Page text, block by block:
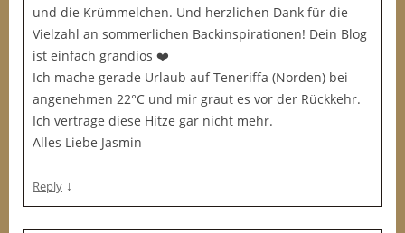
und die Krümmelchen. Und herzlichen Dank für die
Vielzahl an sommerlichen Backinspirationen! Dein Blog
ist einfach grandios ❤️
Ich mache gerade Urlaub auf Teneriffa (Norden) bei
angenehmen 22°C und mir graut es vor der Rückkehr.
Ich vertrage diese Hitze gar nicht mehr.
Alles Liebe Jasmin
Reply ↓